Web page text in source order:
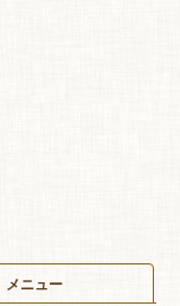
メニュー